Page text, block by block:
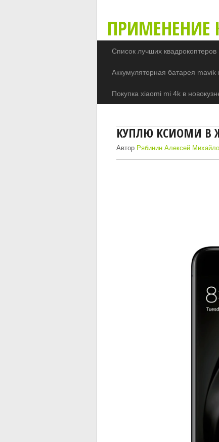
ПРИМЕНЕНИЕ
Список лучших квадрокоптеров
Аккумуляторная батарея mavik
Покупка xiaomi mi 4k в
КУПЛЮ КСИОМИ В
Автор Рябинин Алексей